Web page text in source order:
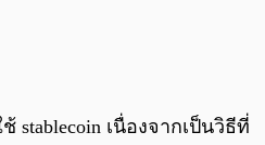
เนื่องจากเป็นวิธีที่